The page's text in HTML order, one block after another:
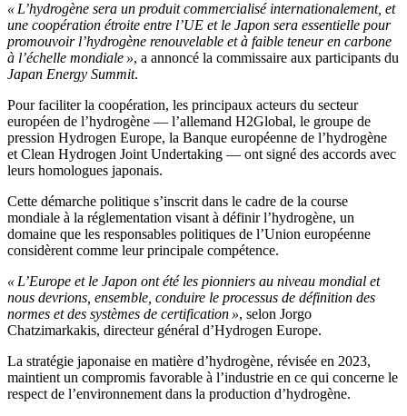
« L’hydrogène sera un produit commercialisé internationalement, et
une coopération étroite entre l’UE et le Japon sera essentielle pour
promouvoir l’hydrogène renouvelable et à faible teneur en carbone
à l’échelle mondiale », a annoncé la commissaire aux participants du
Japan Energy Summit.
Pour faciliter la coopération, les principaux acteurs du secteur
européen de l’hydrogène — l’allemand H2Global, le groupe de
pression Hydrogen Europe, la Banque européenne de l’hydrogène
et Clean Hydrogen Joint Undertaking — ont signé des accords avec
leurs homologues japonais.
Cette démarche politique s’inscrit dans le cadre de la course
mondiale à la réglementation visant à définir l’hydrogène, un
domaine que les responsables politiques de l’Union européenne
considèrent comme leur principale compétence.
« L’Europe et le Japon ont été les pionniers au niveau mondial et
nous devrions, ensemble, conduire le processus de définition des
normes et des systèmes de certification », selon Jorgo
Chatzimarkakis, directeur général d’Hydrogen Europe.
La stratégie japonaise en matière d’hydrogène, révisée en 2023,
maintient un compromis favorable à l’industrie en ce qui concerne le
respect de l’environnement dans la production d’hydrogène.